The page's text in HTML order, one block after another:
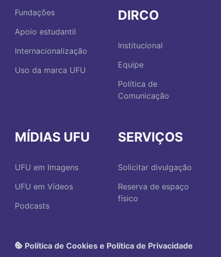
Fundações
Apoio estudantil
Internacionalização
Uso da marca UFU
DIRCO
Institucional
Equipe
Política de
Comunicação
MÍDIAS UFU
UFU em Imagens
UFU em Vídeos
Podcasts
SERVIÇOS
Solicitar divulgação
Reserva de espaço
físico
Política de Cookies e Política de Privacidade